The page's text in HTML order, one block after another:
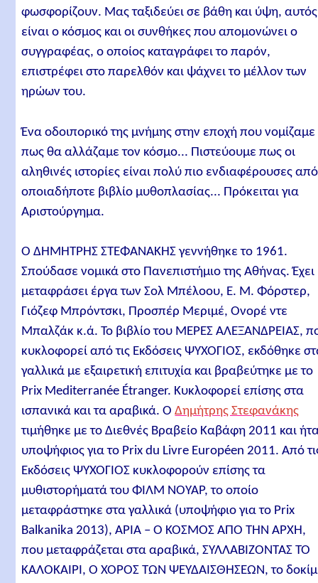
φωσφορίζουν. Μας ταξιδεύει σε βάθη και ύψη, αυτός
είναι ο κόσμος και οι συνθήκες που απομονώνει ο
συγγραφέας, ο οποίος καταγράφει το παρόν,
επιστρέφει στο παρελθόν και ψάχνει το μέλλον των
ηρώων του.
Ένα οδοιπορικό της μνήμης στην εποχή που νομίζαμε
πως θα αλλάζαμε τον κόσμο... Πιστεύουμε πως οι
αληθινές ιστορίες είναι πολύ πιο ενδιαφέρουσες από
οποιαδήποτε βιβλίο μυθοπλασίας... Πρόκειται για
Αριστούργημα.
Ο ΔΗΜΗΤΡΗΣ ΣΤΕΦΑΝΑΚΗΣ γεννήθηκε το 1961.
Σπούδασε νομικά στο Πανεπιστήμιο της Αθήνας. Έχει
μεταφράσει έργα των Σολ Μπέλοου, Ε. Μ. Φόρστερ,
Γιόζεφ Μπρόντσκι, Προσπέρ Μεριμέ, Ονορέ ντε
Μπαλζάκ κ.ά. Το βιβλίο του ΜΕΡΕΣ ΑΛΕΞΑΝΔΡΕΙΑΣ,
κυκλοφορεί από τις Εκδόσεις ΨΥΧΟΓΙΟΣ, εκδόθηκε
γαλλικά με εξαιρετική επιτυχία και βραβεύτηκε με το
Prix Mediterranée Étranger. Κυκλοφορεί επίσης στα
ισπανικά και τα αραβικά. ΟΔημήτρης Στεφανάκης
τιμήθηκε με το Διεθνές Βραβείο Καβάφη 2011 και
υποψήφιος για το Prix du Livre Européen 2011. Από
Εκδόσεις ΨΥΧΟΓΙΟΣ κυκλοφορούν επίσης τα
μυθιστορήματά του ΦΙΛΜ ΝΟΥΑΡ, το οποίο
μεταφράστηκε στα γαλλικά (υποψήφιο για το Prix
Balkanika 2013), ΑΡΙΑ – Ο ΚΟΣΜΟΣ ΑΠΟ ΤΗΝ ΑΡΧΗ,
που μεταφράζεται στα αραβικά, ΣΥΛΛΑΒΙΖΟΝΤΑΣ ΤΟ
ΚΑΛΟΚΑΙΡΙ, Ο ΧΟΡΟΣ ΤΩΝ ΨΕΥΔΑΙΣΘΗΣΕΩΝ, το